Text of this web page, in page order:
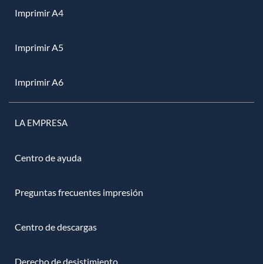
Imprimir A4
Imprimir A5
Imprimir A6
LA EMPRESA
Centro de ayuda
Preguntas frecuentes impresión
Centro de descargas
Derecho de desistimiento